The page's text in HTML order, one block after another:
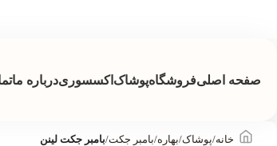
صفحه اصلیفروشگاهپوشاک اکسسوریدرباره ما
خانه/پوشاک/بهاره/بامبر جکت/بامبر جکت لینن